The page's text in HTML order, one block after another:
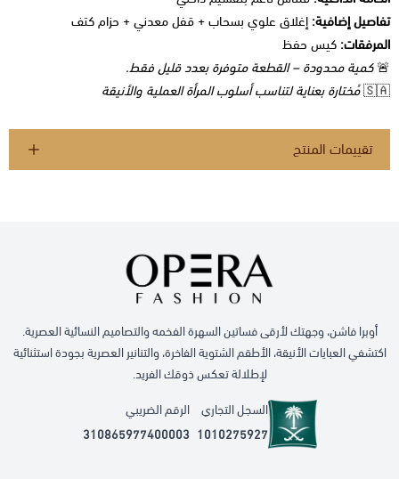
تفاصيل إضافية: إغلاق علوي بسحاب + قفل معدني + حزام كتف
المرفقات: كيس حفظ
🚨كمية محدودة – القطعة متوفرة بعدد قليل فقط.
🇸🇦مُختارة بعناية لتناسب أسلوب المرأة العملية والأنيقة
تقييمات المنتج
أوبرا فاشن، وجهتك لأرقى فساتين السهرة الفخمه والتصاميم النسائية العصرية.
اكتشفي العبايات الأنيقة، الأطقم الشتوية الفاخرة، والتنانير العصرية بجودة استثنائية
لإطلالة تعكس ذوقك الفريد.
السجل التجاري
1010275927
الرقم الضريبي
310865977400003